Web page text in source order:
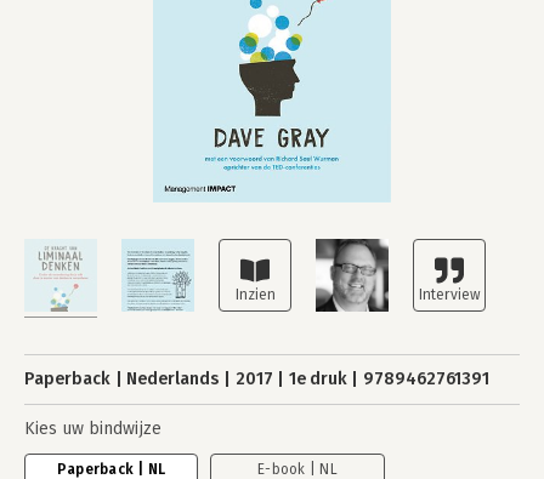
Paperback Nederlands 2017 1e druk 9789462761391
Kies uw bindwijze
Paperback | NL E-book | NL